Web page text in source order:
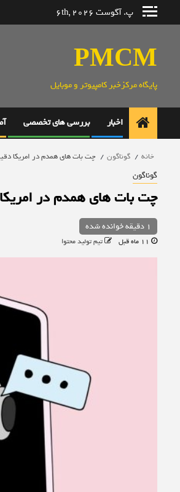
پ. آگوست 6th, 2026
PMCM
پایگاه مرکزخبر کامپیوتر و موبایل
اخبار بررسی های تخصصی
خانه گوناگون چت بات های همدم در امریکا
گوناگون
چت بات های همدم در
1 دقیقه خوانده شده
تیم تولید محتوا